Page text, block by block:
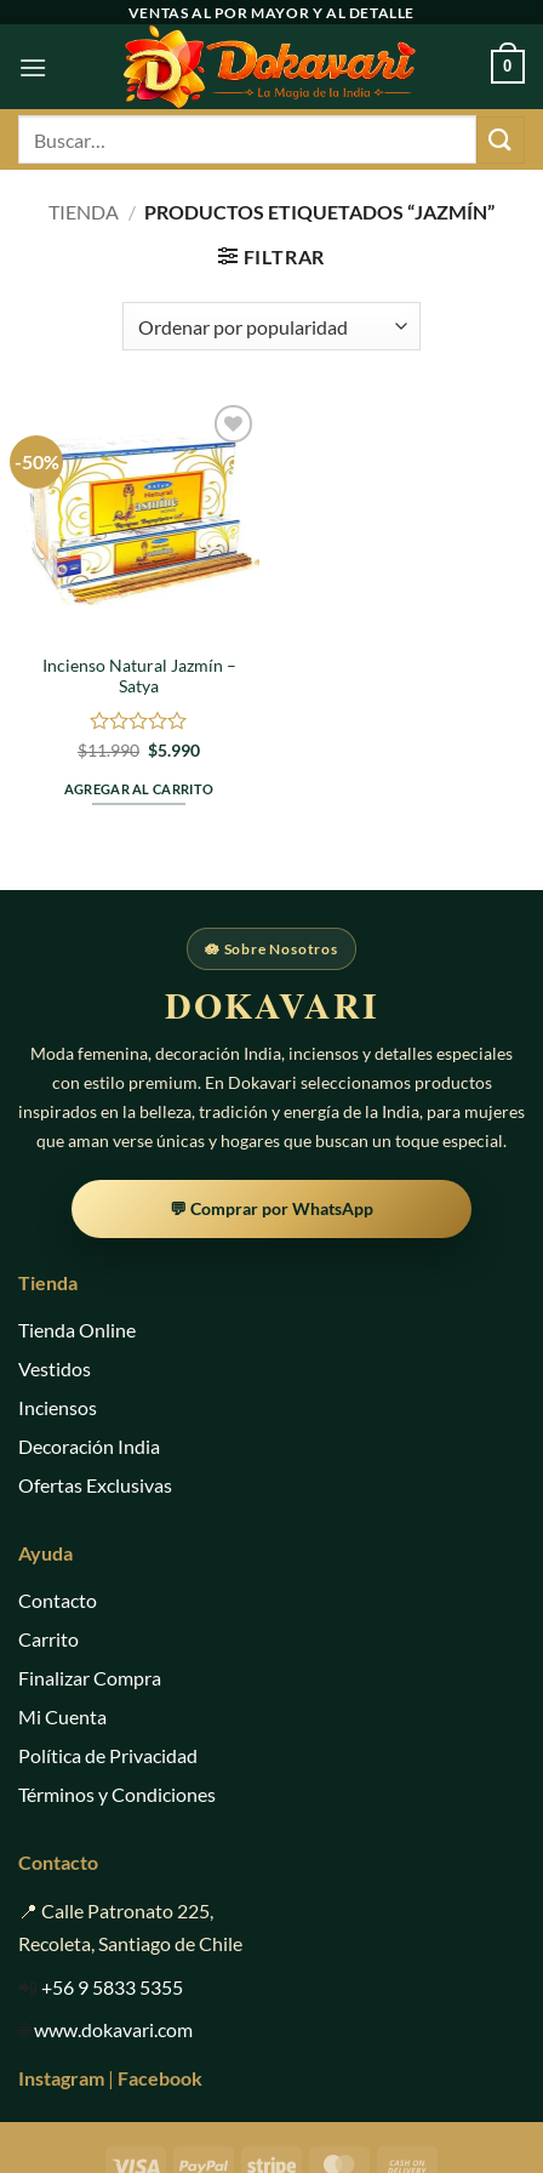
contenido
VENTAS AL POR MAYOR Y AL DETALLE
0
TIENDA / PRODUCTOS ETIQUETADOS “JAZMÍN”
FILTRAR
-50%
Agregar
a
favoritos
Incienso Natural Jazmín –
Satya
Valorado
0
de
$11.990 El
original
era:
$5.990El
actual
es:
AGREGAR AL CARRITO
🪷 Sobre Nosotros
DOKAVARI
Moda femenina, decoración India, inciensos y detalles especiales
con estilo premium. En Dokavari seleccionamos productos
inspirados en la belleza, tradición y energía de la India, para mujeres
que aman verse únicas y hogares que buscan un toque especial.
💬 Comprar por WhatsApp
Tienda
Tienda Online
Vestidos
Inciensos
Decoración India
Ofertas Exclusivas
Ayuda
Contacto
Carrito
Finalizar Compra
Mi Cuenta
Política de Privacidad
Términos y Condiciones
Contacto
📍 Calle Patronato 225,
Recoleta, Santiago de Chile
📲 +56 9 5833 5355
🌐www.dokavari.com
Instagram | Facebook
Visa PayPal Stripe MasterCard